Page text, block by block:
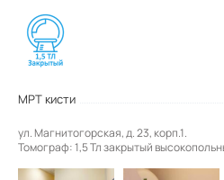
МРТ кисти
ул. Магнитогорская, д. 23, корп.1.
Томограф: 1,5 Тл закрытый